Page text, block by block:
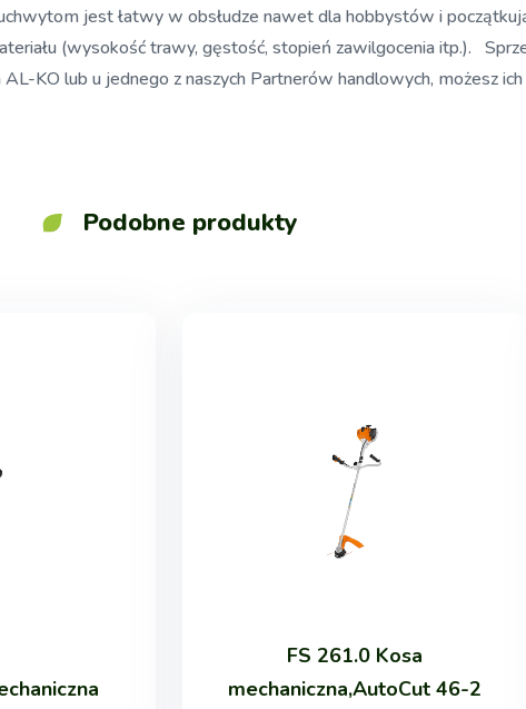
jest łatwy w obsłudze nawet dla hobbystów i
(wysokość trawy, gęstość, stopień zawilgocenia itp.).
KO lub u jednego z naszych Partnerów handlowych, możesz
Podobne produkty
FS 261.0 Kosa
mechaniczna,AutoCut 46-2